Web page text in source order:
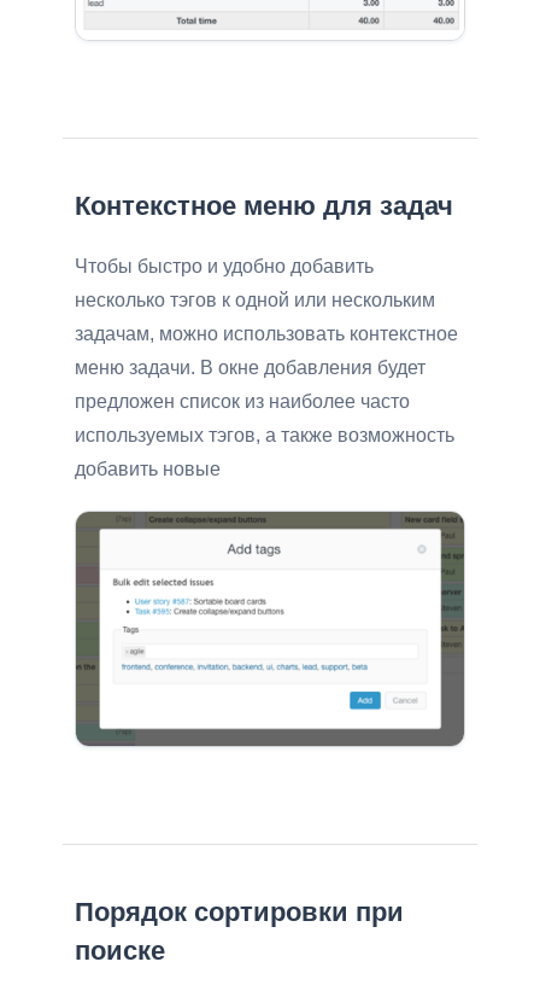
Контекстное меню для задач
Чтобы быстро и удобно добавить
несколько тэгов к одной или нескольким
задачам, можно использовать контекстное
меню задачи. В окне добавления будет
предложен список из наиболее часто
используемых тэгов, а также возможность
добавить новые
Порядок сортировки при
поиске